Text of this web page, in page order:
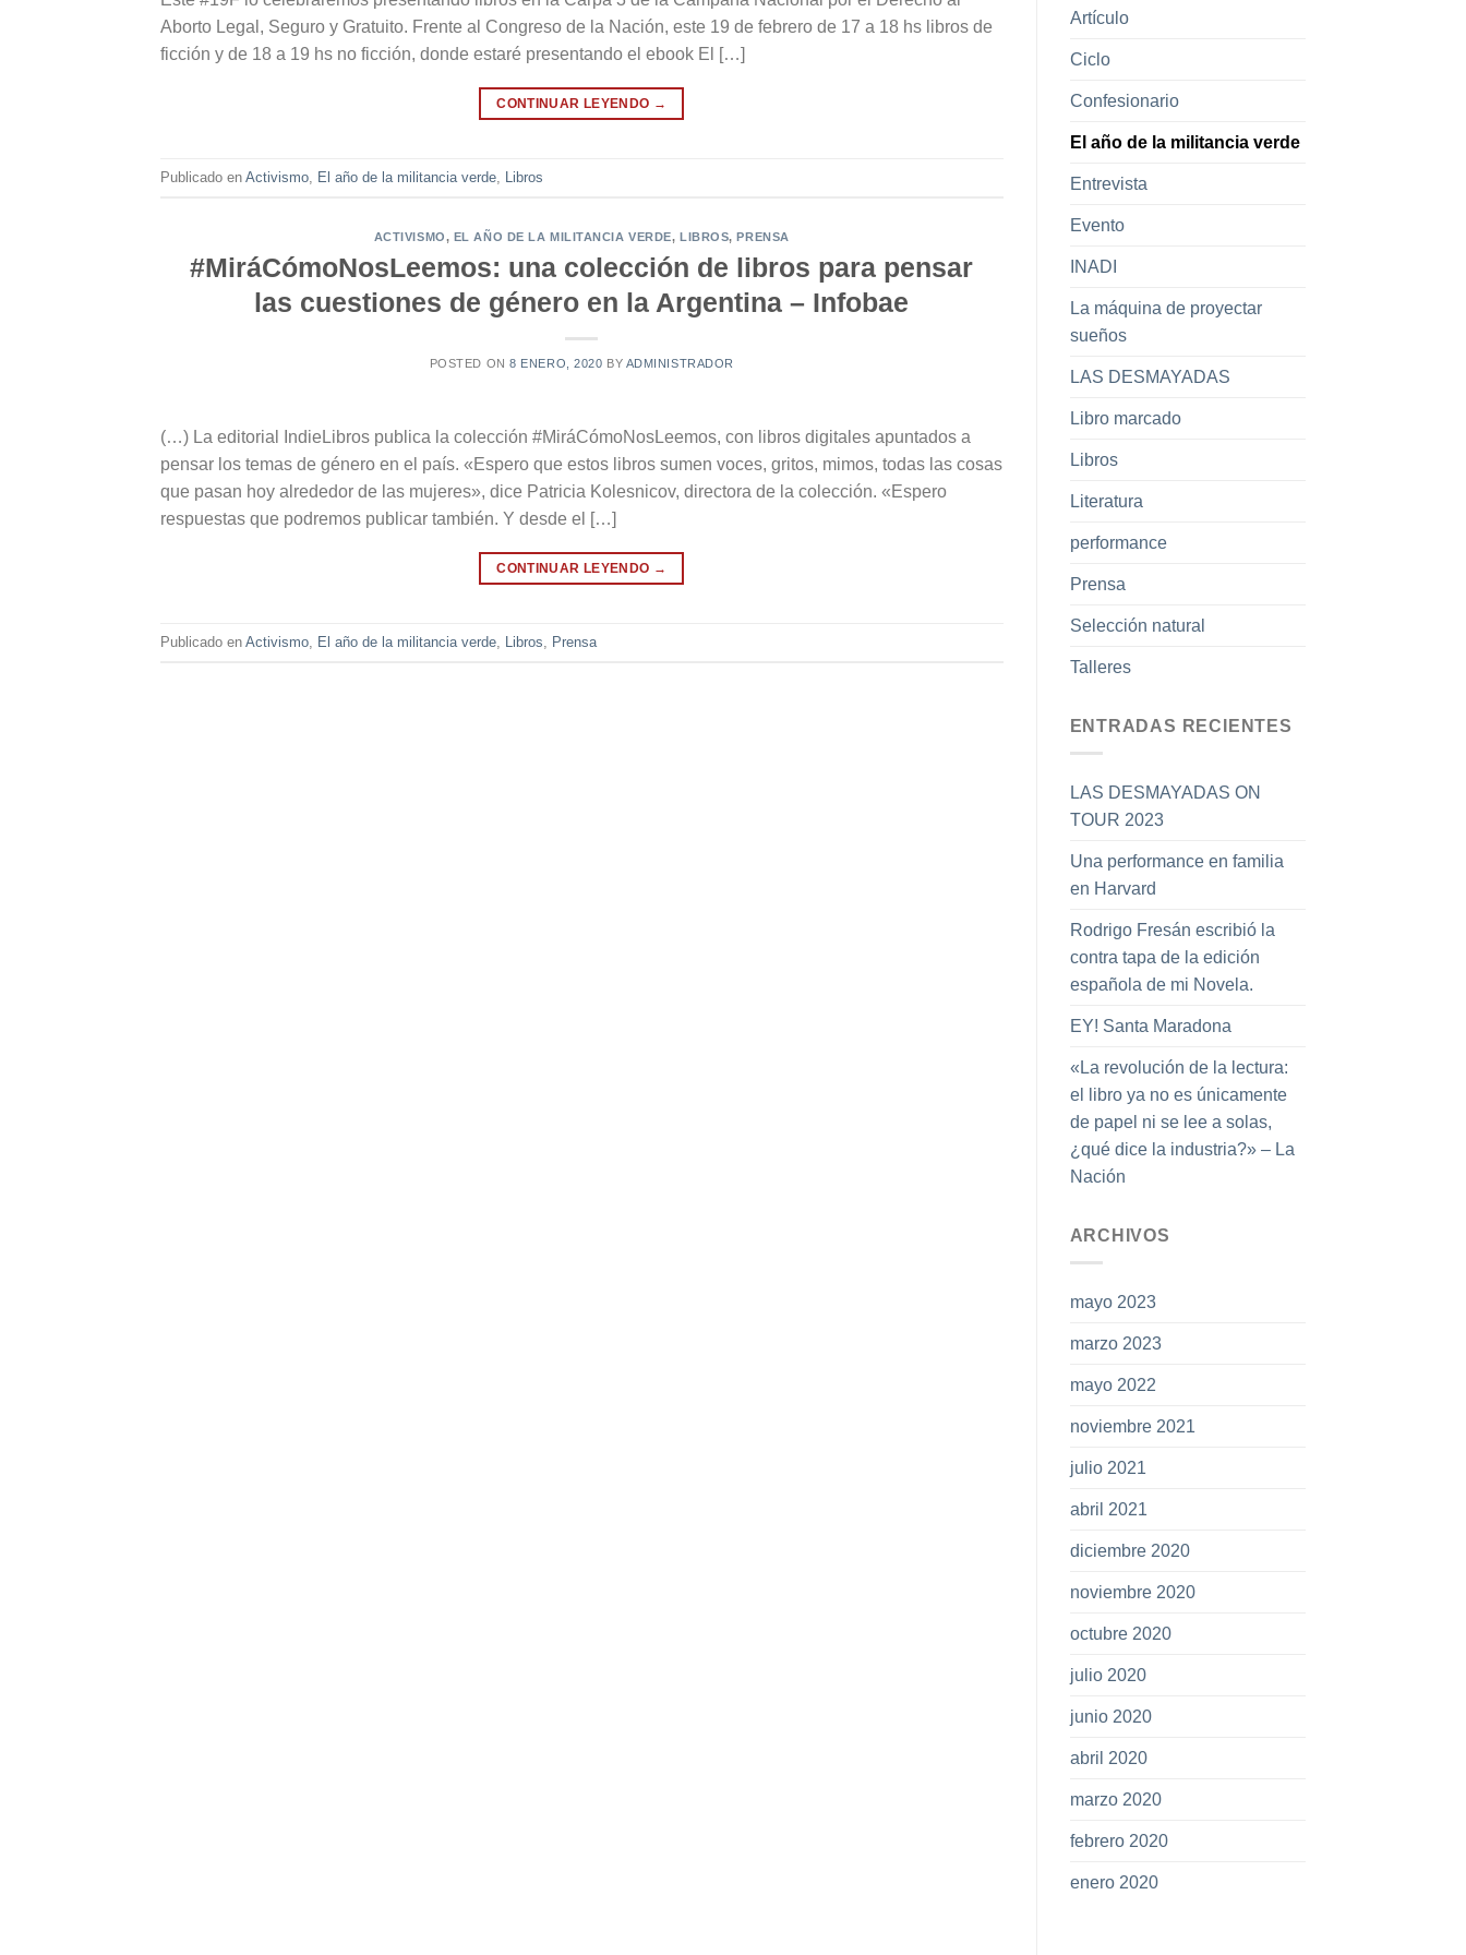
Aborto Legal, Seguro y Gratuito. Frente al Congreso de la Nación, este 19 de febrero de 17 a 18 hs libros de
ficción y de 18 a 19 hs no ficción, donde estaré presentando el ebook El […]
CONTINUAR LEYENDO →
Publicado en Activismo El año de la militancia verde Libros
ACTIVISMO, EL AÑO DE LA MILITANCIA VERDE,LIBROS,PRENSA
#MiráCómoNosLeemos: una colección de libros para pensar
las cuestiones de género en la Argentina – Infobae
POSTED ON8 ENERO, 2020 BY ADMINISTRADOR
(…) La editorial IndieLibros publica la colección #MiráCómoNosLeemos, con libros digitales apuntados a
pensar los temas de género en el país. «Espero que estos libros sumen voces, gritos, mimos, todas las cosas
que pasan hoy alrededor de las mujeres», dice Patricia Kolesnicov, directora de la colección. «Espero
respuestas que podremos publicar también. Y desde el […]
CONTINUAR LEYENDO →
Publicado en Activismo El año de la militancia verde Libros Prensa
Artículo
Ciclo
Confesionario
El año de la militancia verde
Entrevista
Evento
INADI
La máquina de proyectar
sueños
LAS DESMAYADAS
Libro marcado
Libros
Literatura
performance
Prensa
Selección natural
Talleres
ENTRADAS RECIENTES
LAS DESMAYADAS ON
TOUR 2023
Una performance en familia
en Harvard
Rodrigo Fresán escribió la
contra tapa de la edición
española de mi Novela.
EY! Santa Maradona
«La revolución de la lectura:
el libro ya no es únicamente
de papel ni se lee a solas,
¿qué dice la industria?» – La
Nación
ARCHIVOS
mayo 2023
marzo 2023
mayo 2022
noviembre 2021
julio 2021
abril 2021
diciembre 2020
noviembre 2020
octubre 2020
julio 2020
junio 2020
abril 2020
marzo 2020
febrero 2020
enero 2020